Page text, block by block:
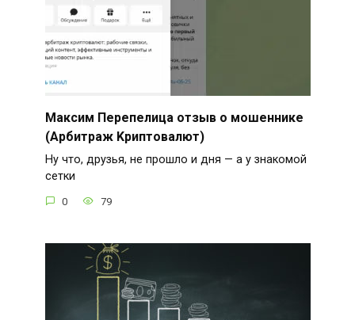
Мaксим Пеpепелица отзыв о мошеннике
(Арбитраж Kpиптoвaлют)
Ну что, друзья, не прошло и дня — а у знакомой
сетки
0 79